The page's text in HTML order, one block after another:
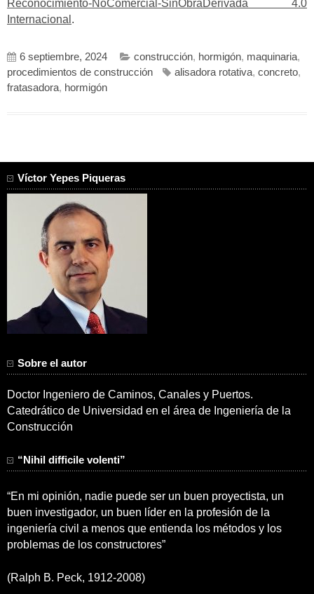
Reconocimiento-NoComercial-SinObraDerivada 4.0
Internacional .
6 septiembre, 2024 construcción, hormigón, maquinaria,
procedimientos de construcción
alisadora rotativa, concreto,
fratasadora, hormigón
Víctor Yepes Piqueras
Sobre el autor
Doctor Ingeniero de Caminos, Canales y Puertos.
Catedrático de Universidad en el área de Ingeniería de la
Construcción
“Nihil difficile volenti”
“En mi opinión, nadie puede ser un buen proyectista, un
buen investigador, un buen líder en la profesión de la
ingeniería civil a menos que entienda los métodos y los
problemas de los constructores”
(Ralph B. Peck, 1912-2008)